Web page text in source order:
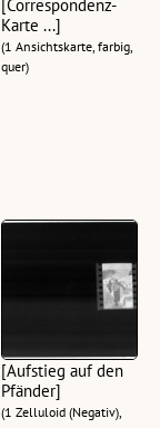
[Correspondenz-
Karte ...]
(1 Ansichtskarte, farbig,
quer)
[Aufstieg auf den
Pfänder]
(1 Zelluloid (Negativ),